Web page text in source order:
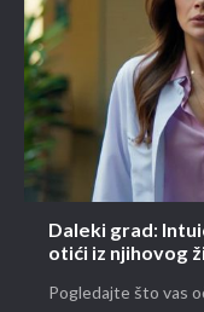
Daleki grad:
otići iz njihovog
Pogledajte što vas